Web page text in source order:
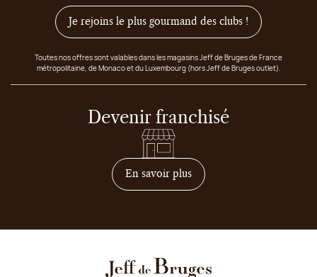
Je rejoins le plus gourmand des clubs !
Toutes nos offres sont valables dans les magasins Jeff de Bruges de France
métropolitaine, de Monaco et du Luxembourg (hors Jeff de Bruges outlet).
Devenir franchisé
En savoir plussur comment devenir